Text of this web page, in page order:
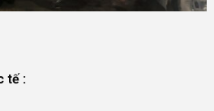
tế :